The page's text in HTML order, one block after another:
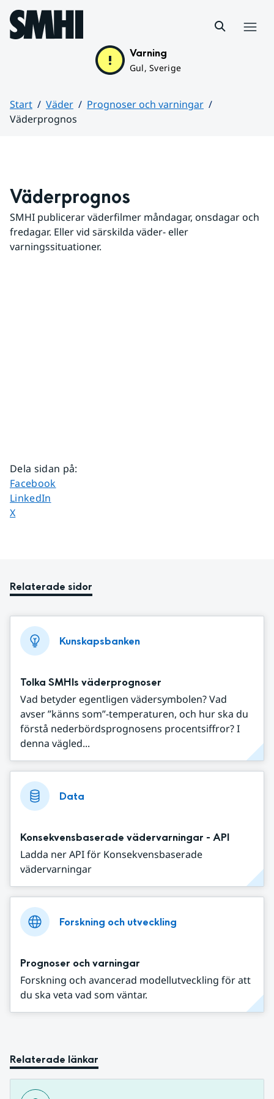
Hoppa till sidans innehåll
Varning
Gul, Sverige
Start Väder
Prognoser och varningar
Väderprognos
Väderprognos
SMHI publicerar väderfilmer måndagar, onsdagar och
fredagar. Eller vid särskilda väder- eller
varningssituationer.
Dela sidan på:
Dela sidan på
Facebook
Dela sidan på
LinkedIn
Dela sidan på
X
Relaterade sidor
Kunskapsbanken
Tolka SMHIs väderprognoser
Vad betyder egentligen vädersymbolen? Vad
avser ”känns som”-temperaturen, och hur ska du
förstå nederbördsprognosens procentsiffror? I
denna vägled...
Data
Konsekvensbaserade vädervarningar - API
Ladda ner API för Konsekvensbaserade
vädervarningar
Forskning och utveckling
Prognoser och varningar
Forskning och avancerad modellutveckling för att
du ska veta vad som väntar.
Relaterade länkar